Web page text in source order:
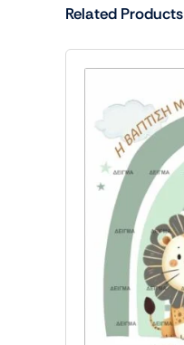
Related Products